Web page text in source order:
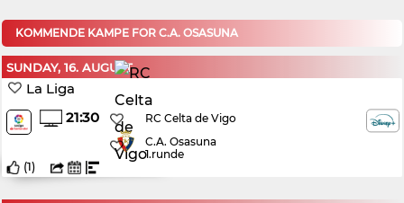
KOMMENDE KAMPE FOR C.A. OSASUNA
SUNDAY, 16. AUGUST
La Liga
21:30
RC Celta de Vigo
C.A. Osasuna
1.runde
(1)